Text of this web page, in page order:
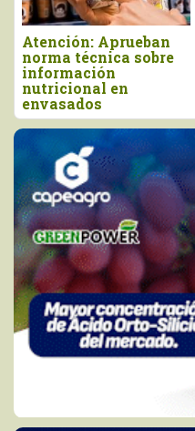
Producción peruana
de orégano alcanzó
las 13.935 toneladas
en 2025